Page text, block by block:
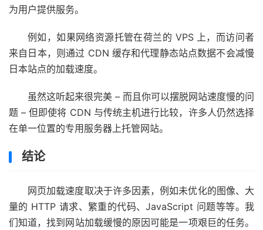
为用户提供服务。
例如，如果网络资源托管在荷兰的 VPS 上，而访问者
来自日本，则通过 CDN 缓存和代理静态站点数据不会减慢
日本站点的加载速度。
虽然这听起来很完美 – 而且你可以摆脱网站速度慢的问
题 – 但即使将 CDN 与传统主机进行比较，许多人仍然选择
在单一位置的专用服务器上托管网站。
结论
网页加载速度取决于许多因素，例如未优化的图像、大
量的 HTTP 请求、繁重的代码、JavaScript 问题等等。我
们知道，找到网站加载缓慢的原因可能是一项艰巨的任务。